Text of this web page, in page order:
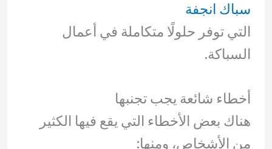
سباك انجفة
التي توفر حلولًا متكاملة في أعمال
السباكة.
أخطاء شائعة يجب تجنبها
هناك بعض الأخطاء التي يقع فيها الكثير
من الأشخاص، ومنها: